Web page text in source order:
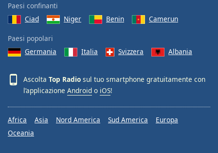
Paesi confinanti
Ciad
Niger Benin Camerun
Paesi popolari
Germania
Italia Svizzera Albania
Ascolta Top Radio sul tuo smartphone gratuitamente con
l’applicazione Android o iOS!
Africa Asia Nord America Sud America
Europa
Oceania